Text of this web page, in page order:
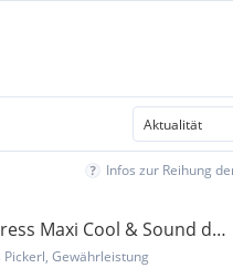
Infos zur Reihung
Maxi Cool & Sound dCi
/ Kastenwagen
Gewährleistung